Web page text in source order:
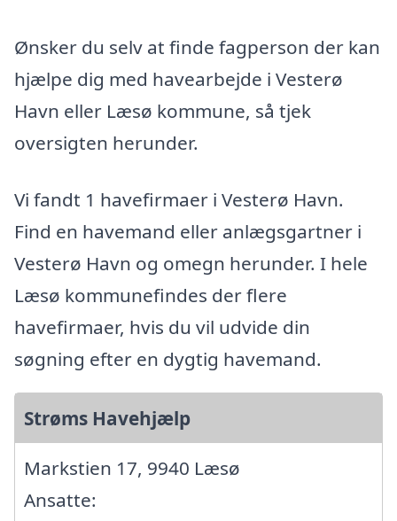
Ønsker du selv at finde fagperson der kan
hjælpe dig med havearbejde i Vesterø
Havn eller Læsø kommune, så tjek
oversigten herunder.
Vi fandt 1 havefirmaer i Vesterø Havn.
Find en havemand eller anlægsgartner i
Vesterø Havn og omegn herunder. I hele
Læsø kommunefindes der flere
havefirmaer, hvis du vil udvide din
søgning efter en dygtig havemand.
Strøms Havehjælp
Markstien 17, 9940 Læsø
Ansatte: